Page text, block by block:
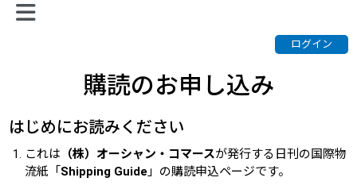
購読のお申し込み
はじめにお読みください
これは （株）オーシャン・コマースが発行する日刊の国際物
流紙「 Shipping Guide 」の購読申込ページです。